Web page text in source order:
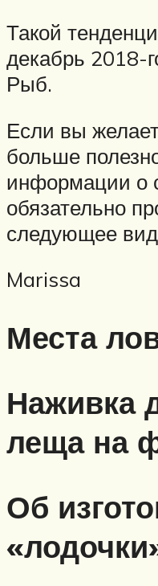
Такой
декабрь 2018-
Рыб.
Если вы
больше
информации о
обязательно
следующее
Marissa
Места
Наживка
леща на
Об